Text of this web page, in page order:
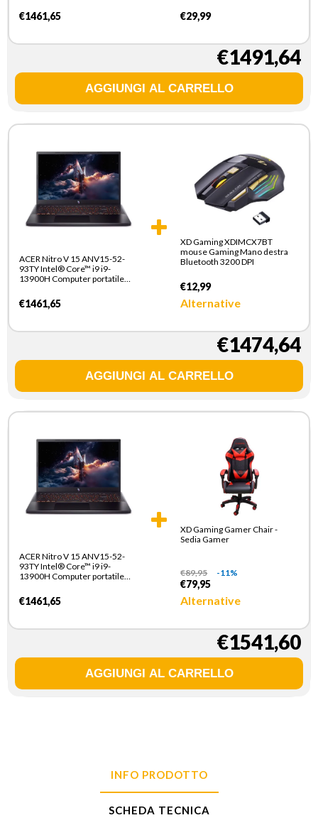
DDR5-SDRAM 1 TB SSD NVIDIA
GeForce RTX 5060 Wi-Fi 6
Italiano Nero
€1461,65 €29,99
€1491,64
ACER Nitro V 15 ANV15-52-
93TY Intel® Core™ i9 i9-
13900H Computer portatile
DDR5-SDRAM 1 TB SSD NVIDIA
GeForce RTX 5060 Wi-Fi 6
Italiano Nero
€1461,65
XD Gaming XDIMCX7BT
mouse Gaming Mano destra
Bluetooth 3200 DPI
€12,99
Alternative
€1474,64
ACER Nitro V 15 ANV15-52-
93TY Intel® Core™ i9 i9-
13900H Computer portatile
DDR5-SDRAM 1 TB SSD NVIDIA
GeForce RTX 5060 Wi-Fi 6
Italiano Nero
€1461,65
XD Gaming Gamer Chair -
Sedia Gamer
€89,95 -11%
€79,95
Alternative
€1541,60
INFO PRODOTTO
SCHEDA TECNICA